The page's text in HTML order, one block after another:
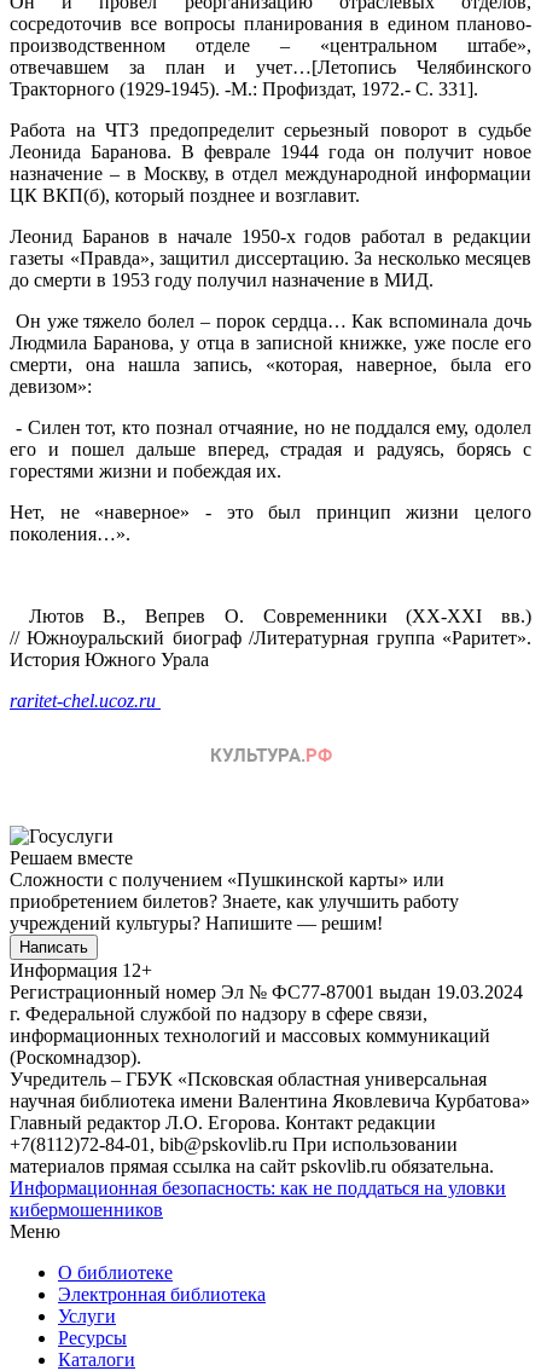
сосредоточив все вопросы планирования в едином планово-
производственном отделе – «центральном штабе»,
отвечавшем за план и учет…[Летопись Челябинского
Тракторного (1929-1945). -М.: Профиздат, 1972.- С. 331].
Работа на ЧТЗ предопределит серьезный поворот в судьбе
Леонида Баранова. В феврале 1944 года он получит новое
назначение – в Москву, в отдел международной информации
ЦК ВКП(б), который позднее и возглавит.
Леонид Баранов в начале 1950-х годов работал в редакции
газеты «Правда», защитил диссертацию. За несколько месяцев
до смерти в 1953 году получил назначение в МИД.
Он уже тяжело болел – порок сердца… Как вспоминала дочь
Людмила Баранова, у отца в записной книжке, уже после его
смерти, она нашла запись, «которая, наверное, была его
девизом»:
- Силен тот, кто познал отчаяние, но не поддался ему, одолел
его и пошел дальше вперед, страдая и радуясь, борясь с
горестями жизни и побеждая их.
Нет, не «наверное» - это был принцип жизни целого
поколения…».
Лютов В., Вепрев О. Современники (XX-XXI вв.)
// Южноуральский биограф /Литературная группа «Раритет».
История Южного Урала
raritet-chel.ucoz.ru
Решаем вместе
Сложности с получением «Пушкинской карты» или
приобретением билетов? Знаете, как улучшить работу
учреждений культуры? Напишите — решим!
Написать
Информация 12+
Регистрационный номер Эл № ФС77-87001 выдан 19.03.2024
г. Федеральной службой по надзору в сфере связи,
информационных технологий и массовых коммуникаций
(Роскомнадзор).
Учредитель – ГБУК «Псковская областная универсальная
научная библиотека имени Валентина Яковлевича Курбатова»
Главный редактор Л.О. Егорова. Контакт редакции
+7(8112)72-84-01, bib@pskovlib.ru При использовании
материалов прямая ссылка на сайт pskovlib.ru обязательна.
Информационная безопасность: как не поддаться на уловки
кибермошенников
Меню
О библиотеке
Электронная библиотека
Услуги
Ресурсы
Каталоги